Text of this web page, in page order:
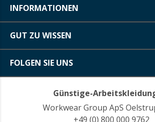
INFORMATIONEN
GUT ZU WISSEN
FOLGEN SIE UNS
Günstige-
Workwear Group ApS
+49 (0) 800 000 9762